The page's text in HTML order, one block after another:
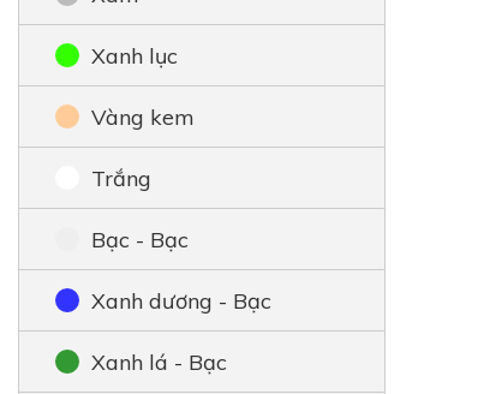
Xanh lục
Vàng kem
Trắng
Bạc - Bạc
Xanh dương - Bạc
Xanh lá - Bạc